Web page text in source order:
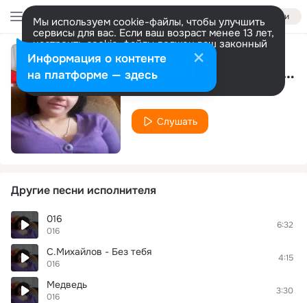
Войти
Мы используем cookie-файлы, чтобы улучшить
сервисы для вас. Если ваш возраст менее 13 лет,
настроить cookie-файлы должен ваш законный
представитель. Больше информации
Разрешить все Настроить Ш.Байчоров - Все пройдет
016
Слушать
Другие песни исполнителя
016
016
6:32
С.Михайлов - Без тебя
016
4:15
Медведь
016
3:30
Информация о контенте
на платформе — здесь